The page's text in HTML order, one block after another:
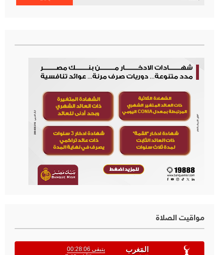
مواقيت الصلاة